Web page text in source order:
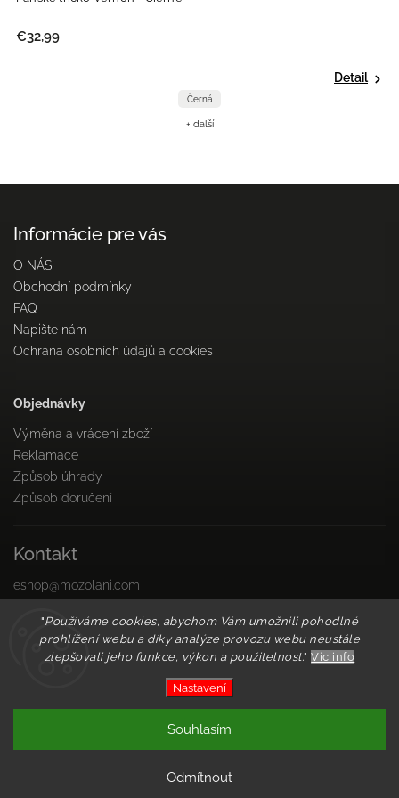
"Používáme cookies, abychom Vám umožnili pohodlné
prohlížení webu a díky analýze provozu webu neustále
zlepšovali jeho funkce, výkon a použitelnost."Víc info
Nastavení
Odmítnout
Souhlasím
€32,99
Detail
Černá
+ další
Informácie pre vás
O NÁS
Obchodní podmínky
FAQ
Napište nám
Ochrana osobních údajů a cookies
Objednávky
Výměna a vrácení zboží
Reklamace
Způsob úhrady
Způsob doručení
Kontakt
eshop@mozolani.com
PO-PIA 8:00 do 16:00
Facebook
Instagram
vyhrazena.
VytvořilShoptet| DesignShoptak.cz